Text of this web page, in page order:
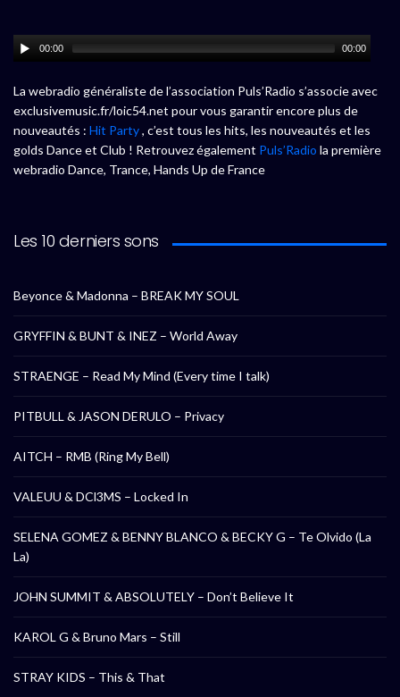
00:00 00:00
La webradio généraliste de l’association Puls’Radio s’associe avec
exclusivemusic.fr/loic54.net pour vous garantir encore plus de
nouveautés : Hit Party, c’est tous les hits, les nouveautés et les
golds Dance et Club ! Retrouvez également Puls’Radio la première
webradio Dance, Trance, Hands Up de France
Les 10 derniers sons
Beyonce & Madonna – BREAK MY SOUL
GRYFFIN & BUNT & INEZ – World Away
STRAENGE – Read My Mind (Every time I talk)
PITBULL & JASON DERULO – Privacy
AITCH – RMB (Ring My Bell)
VALEUU & DCl3MS – Locked In
SELENA GOMEZ & BENNY BLANCO & BECKY G – Te Olvido (La
La)
JOHN SUMMIT & ABSOLUTELY – Don’t Believe It
KAROL G & Bruno Mars – Still
STRAY KIDS – This & That